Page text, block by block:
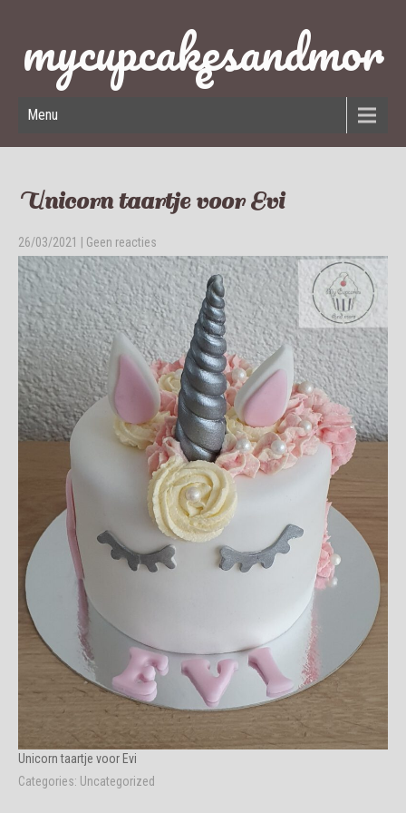
mycupcakesandmor
e
Menu
Unicorn taartje voor Evi
26/03/2021 Geen reacties
Unicorn taartje voor Evi
Categories: Uncategorized